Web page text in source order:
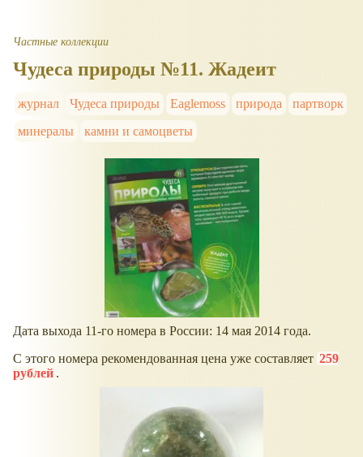
Частные коллекции
Чудеса природы №11. Жадеит
журнал Чудеса природы Eaglemoss природа
партворк
минералы
камни и самоцветы
Дата выхода 11-го номера в России: 14 мая 2014 года.
С этого номера рекомендованная цена уже составляет 259
рублей .